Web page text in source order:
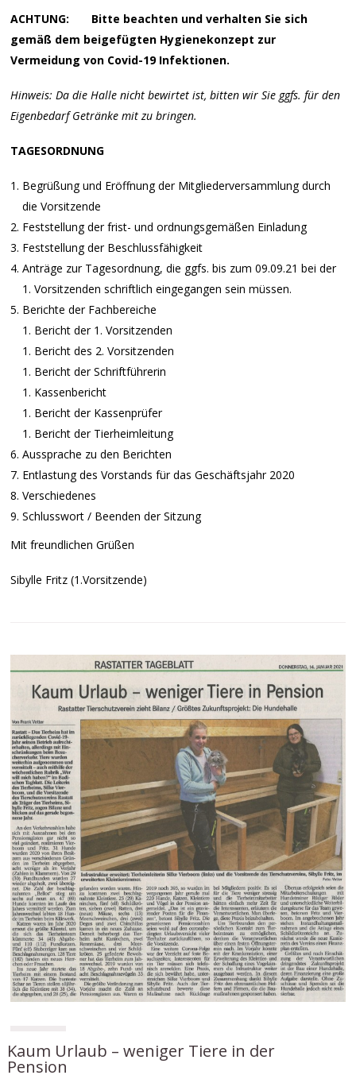
ACHTUNG: Bitte beachten und verhalten Sie sich
gemäß dem beigefügten Hygienekonzept zur
Vermeidung von Covid-19 Infektionen.
Hinweis: Da die Halle nicht bewirtet ist, bitten wir Sie ggfs. für den
Eigenbedarf Getränke mit zu bringen.
TAGESORDNUNG
Begrüßung und Eröffnung der Mitgliederversammlung durch
die Vorsitzende
Feststellung der frist- und ordnungsgemäßen Einladung
Feststellung der Beschlussfähigkeit
Anträge zur Tagesordnung, die ggfs. bis zum 09.09.21 bei der
1. Vorsitzenden schriftlich eingegangen sein müssen.
Berichte der Fachbereiche
Bericht der 1. Vorsitzenden
Bericht des 2. Vorsitzenden
Bericht der Schriftführerin
Kassenbericht
Bericht der Kassenprüfer
Bericht der Tierheimleitung
Aussprache zu den Berichten
Entlastung des Vorstands für das Geschäftsjahr 2020
Verschiedenes
Schlusswort / Beenden der Sitzung
Mit freundlichen Grüßen
Sibylle Fritz (1.Vorsitzende)
Kaum Urlaub – weniger Tiere in der
Pension